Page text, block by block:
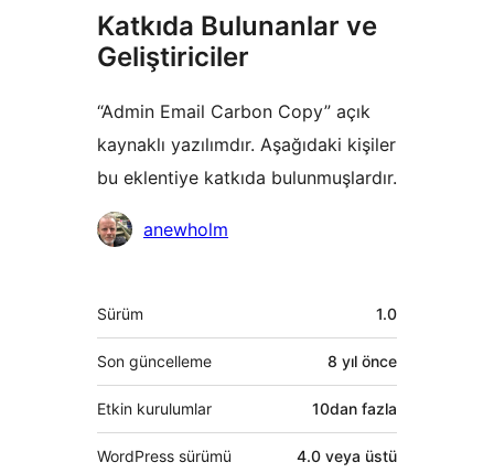
Katkıda Bulunanlar ve
Geliştiriciler
“Admin Email Carbon Copy” açık
kaynaklı yazılımdır. Aşağıdaki kişiler
bu eklentiye katkıda bulunmuşlardır.
Katkıdaanewholm
Meta
Sürüm 1.0
Son güncelleme 8 yıl önce
Etkin kurulumlar 10dan fazla
WordPress sürümü 4.0 veya üstü